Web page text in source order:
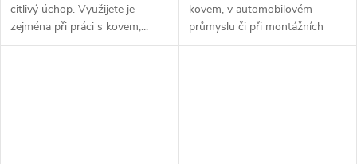
citlivý úchop. Využijete je
zejména při práci s kovem,...
kovem, v automobilovém
průmyslu či při montážních
pracích.